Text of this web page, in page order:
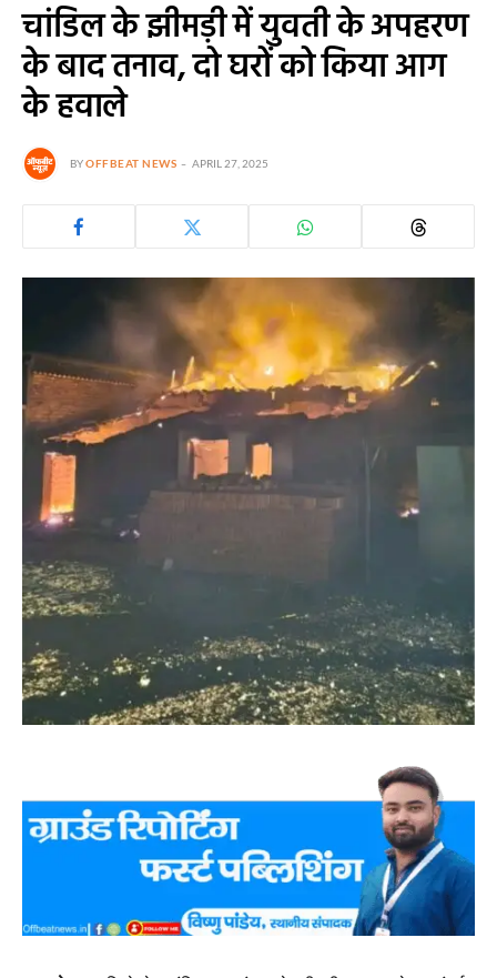
चांडिल के झीमड़ी में युवती के अपहरण
के बाद तनाव, दो घरों को किया आग
के हवाले
BYOFFBEAT NEWS APRIL 27, 2025